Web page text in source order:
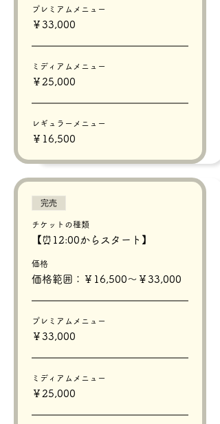
プレミアムメニュー
￥33,000
ミディアムメニュー
￥25,000
レギュラーメニュー
￥16,500
完売
チケットの種類
【⏰12:00からスタート】
価格
価格範囲：￥16,500〜￥33,000
プレミアムメニュー
￥33,000
ミディアムメニュー
￥25,000